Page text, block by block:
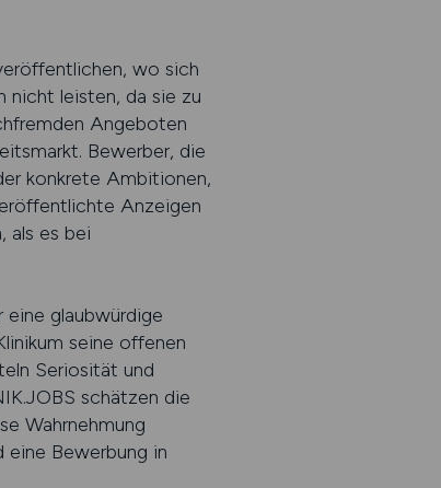
wo sich
nicht leisten, da sie zu
Angeboten
Bewerber, die
konkrete Ambitionen,
Anzeigen
als es bei
glaubwürdige
seine offenen
Seriosität und
schätzen die
Wahrnehmung
Bewerbung in